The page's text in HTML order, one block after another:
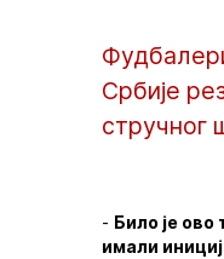
Србије
стручног
- Било је
имали